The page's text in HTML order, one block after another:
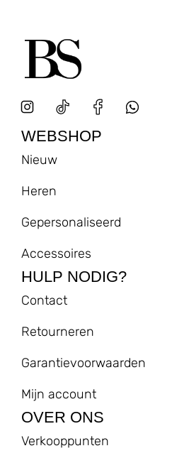
WEBSHOP
Nieuw
Heren
Gepersonaliseerd
Accessoires
HULP NODIG?
Contact
Retourneren
Garantievoorwaarden
Mijn account
OVER ONS
Verkooppunten